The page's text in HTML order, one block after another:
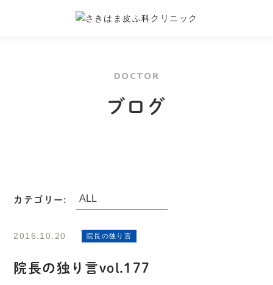
DOCTOR
ブログ
カテゴリー:
2016.10.20 院長の独り言
院長の独り言vol.177